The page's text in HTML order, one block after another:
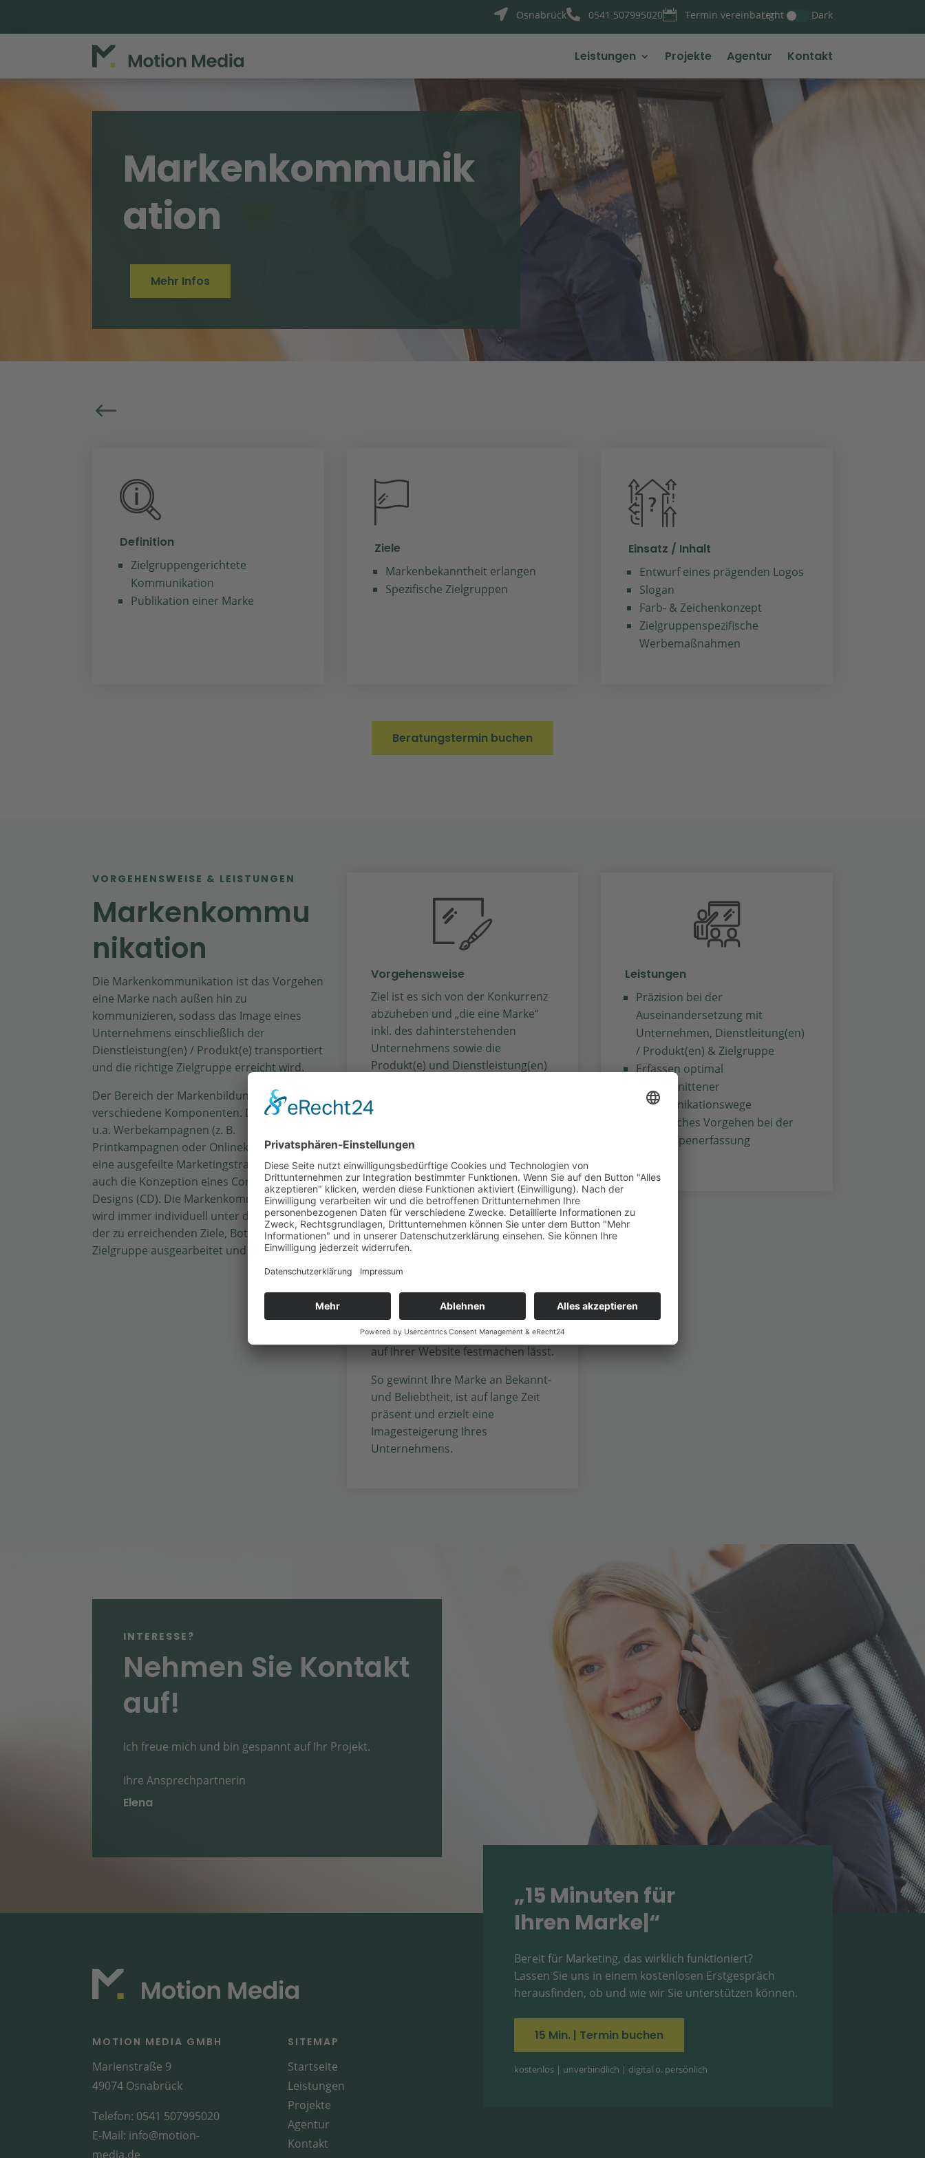
 Osnabrück 0541 507995020 Termin vereinbaren
Light Dark
Leistungen Projekte Agentur Kontakt
Markenkommunik
ation
Mehr Infos
#
Definition
Zielgruppengerichtete
Kommunikation
Publikation einer Marke
Ziele
Markenbekanntheit erlangen
Spezifische Zielgruppen
Einsatz / Inhalt
Entwurf eines prägenden Logos
Slogan
Farb- & Zeichenkonzept
Zielgruppenspezifische
Werbemaßnahmen
Beratungstermin buchen
VORGEHENSWEISE & LEISTUNGEN
Markenkommu
nikation
Die Markenkommunikation ist das Vorgehen
eine Marke nach außen hin zu
kommunizieren, sodass das Image eines
Unternehmens einschließlich der
Dienstleistung(en) / Produkt(e) transportiert
und die richtige Zielgruppe erreicht wird.
Der Bereich der Markenbildung besteht aus
verschiedene Komponenten. Dazu gehören
u.a. Werbekampagnen (z. B.
Printkampagnen oder Onlinekampagnen),
eine ausgefeilte Marketingstrategie oder
auch die Konzeption eines Corporate
Designs (CD). Die Markenkommunikation
wird immer individuell unter dem Blickpunkt
der zu erreichenden Ziele, Botschaft und
Zielgruppe ausgearbeitet und umgesetzt.
Vorgehensweise
Ziel ist es sich von der Konkurrenz
abzuheben und „die eine Marke“
inkl. des dahinterstehenden
Unternehmens sowie die
Produkt(e) und Dienstleistung(en)
über ausgewählte
Kommunikationswege, welche
dienstleistungsabhängig gewählt
sind. Ist eine Marketingstrategie
erstellt, werden die einzelnen
Komponenten umgesetzt.
Sie erhalten von uns im Anschluss
einen aufschlussreichen Report
Verkaufsrate messen oder durch z.
B. die organische Suche bei Google
und Erfassung der Besucherzahl
auf Ihrer Website festmachen lässt.
So gewinnt Ihre Marke an Bekannt-
und Beliebtheit, ist auf lange Zeit
präsent und erzielt eine
Imagesteigerung Ihres
Unternehmens.
Leistungen
Präzision bei der
Auseinandersetzung mit
Unternehmen, Dienstleitung(en)
/ Produkt(en) & Zielgruppe
Erfassen optimal
zugeschnittener
Kommunikationswege
Analytisches Vorgehen bei der
Zielgruppenerfassung
INTERESSE?
Nehmen Sie Kontakt
auf!
Ich freue mich und bin gespannt auf Ihr Projekt.
Ihre Ansprechpartnerin
Elena
„15 Minuten für
Ihren Marketingerfo
Bereit für Marketing, das wirklich funktioniert?
Lassen Sie uns in einem kostenlosen Erstgespräch
herausfinden, ob und wie wir Sie unterstützen können.
15 Min. | Termin buchen
kostenlos | unverbindlich | digital o. persönlich
MOTION MEDIA GMBH
Marienstraße 9
49074 Osnabrück
Telefon: 0541 507995020
E-Mail: info@motion-
media.de
SITEMAP
Startseite
Leistungen
Projekte
Agentur
Kontakt